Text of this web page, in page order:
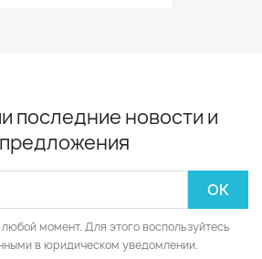
последние новости и
момент. Для этого воспользуйтесь
в юридическом уведомлении.